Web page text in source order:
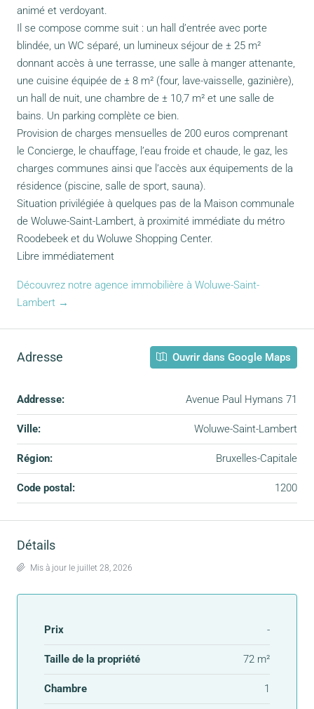
animé et verdoyant.
Il se compose comme suit : un hall d’entrée avec porte
blindée, un WC séparé, un lumineux séjour de ± 25 m²
donnant accès à une terrasse, une salle à manger attenante,
une cuisine équipée de ± 8 m² (four, lave-vaisselle, gazinière),
un hall de nuit, une chambre de ± 10,7 m² et une salle de
bains. Un parking complète ce bien.
Provision de charges mensuelles de 200 euros comprenant
le Concierge, le chauffage, l’eau froide et chaude, le gaz, les
charges communes ainsi que l’accès aux équipements de la
résidence (piscine, salle de sport, sauna).
Situation privilégiée à quelques pas de la Maison communale
de Woluwe-Saint-Lambert, à proximité immédiate du métro
Roodebeek et du Woluwe Shopping Center.
Libre immédiatement
Découvrez notre agence immobilière à Woluwe-Saint-
Lambert →
Adresse Ouvrir dans Google Maps
Addresse: Avenue Paul Hymans 71
Ville: Woluwe-Saint-Lambert
Région: Bruxelles-Capitale
Code postal: 1200
Détails
Mis à jour le juillet 28, 2026
Prix -
Taille de la propriété 72 m²
Chambre 1